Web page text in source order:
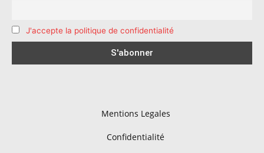
J'accepte la politique de confidentialité
Mentions Legales
Confidentialité